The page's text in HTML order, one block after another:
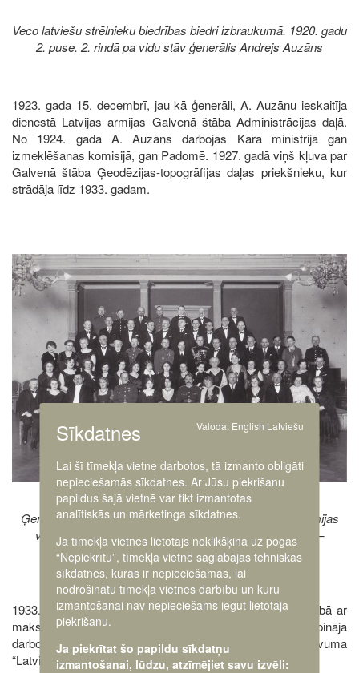
Veco latviešu strēlnieku biedrības biedri izbraukumā. 1920. gadu
2. puse. 2. rindā pa vidu stāv ģenerālis Andrejs Auzāns
1923. gada 15. decembrī, jau kā ģenerāli, A. Auzānu ieskaitīja
dienestā Latvijas armijas Galvenā štāba Administrācijas daļā.
No 1924. gada A. Auzāns darbojās Kara ministrijā gan
izmeklēšanas komisijā, gan Padomē. 1927. gadā viņš kļuva par
Galvenā štāba Ģeodēzijas-topogrāfijas daļas priekšnieku, kur
strādāja līdz 1933. gadam.
Image
Ģenerāļa Andreja Auzāna 60. gadu jubilejas svinības Armijas
virsnieku klubā. Rīga, 1931. gads. 1. rindā 7. no labās –
ģenerālis Andrejs Auzāns
1933. gada aprīlī A. Auzāns atvaļinājās no dienesta saistībā ar
maksimālā vecuma sasniegšanu. Pēc atvaļināšanās turpināja
darboties Veco latviešu strēlnieku biedrībā, kā arī izdevuma
“Latviešu Strēlnieks” redkolēģijā.
Sīkdatnes Valoda: English Latviešu
Lai šī tīmekļa vietne darbotos, tā izmanto obligāti
nepieciešamās sīkdatnes. Ar Jūsu piekrišanu
papildus šajā vietnē var tikt izmantotas
analītiskās un mārketinga sīkdatnes.
Ja tīmekļa vietnes lietotājs noklikšķina uz pogas
“Nepiekrītu”, tīmekļa vietnē saglabājas tehniskās
sīkdatnes, kuras ir nepieciešamas, lai
nodrošinātu tīmekļa vietnes darbību un kuru
izmantošanai nav nepieciešams iegūt lietotāja
piekrišanu.
Ja piekrītat šo papildu sīkdatņu
izmantošanai, lūdzu, atzīmējiet savu izvēli: